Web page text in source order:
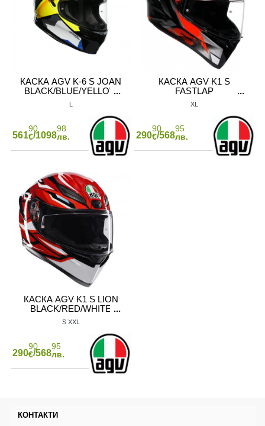
КАСКА AGV K-6 S JOAN
BLACK/BLUE/YELLOW
L
561
90
€/1098
98
лв.
КАСКА AGV K1 S
FASTLAP
BLACK/GREY/RED
XL
290
90
€/568
95
лв.
КАСКА AGV K1 S LION
BLACK/RED/WHITE
S XXL
290
90
€/568
95
лв.
КОНТАКТИ